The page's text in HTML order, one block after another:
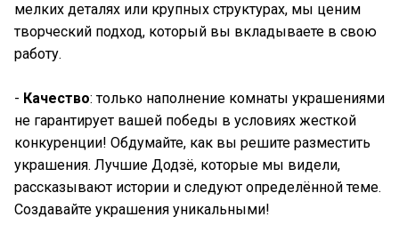
мелких деталях или крупных структурах, мы ценим
творческий подход, который вы вкладываете в свою
работу.
- Качество: только наполнение комнаты украшениями
не гарантирует вашей победы в условиях жесткой
конкуренции! Обдумайте, как вы решите разместить
украшения. Лучшие Додзё, которые мы видели,
рассказывают истории и следуют определённой теме.
Создавайте украшения уникальными!